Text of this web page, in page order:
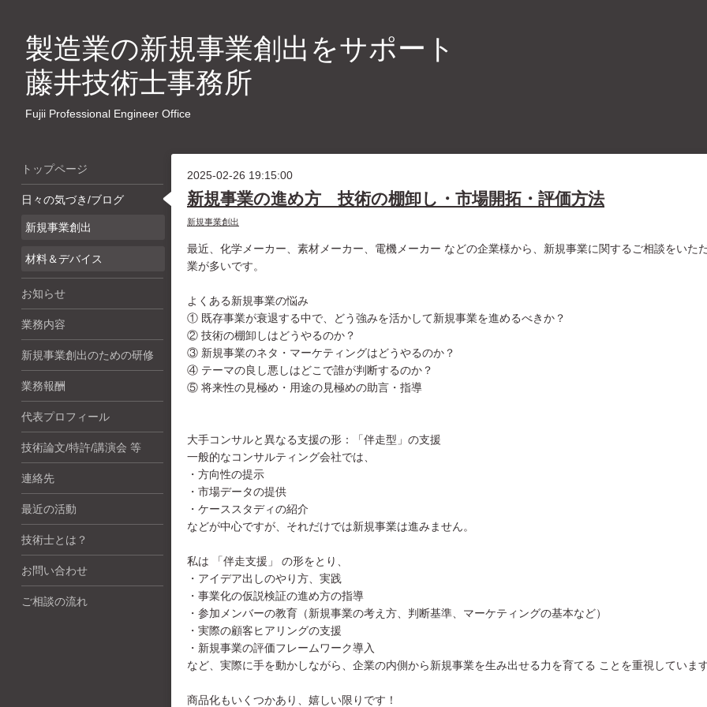
製造業の新規事業創出をサポート
藤井技術士事務所
Fujii Professional Engineer Office
2025-02-26 19:15:00
新規事業の進め方 技術の棚卸し・市場開拓・評価方法
新規事業創出
最近、化学メーカー、素材メーカー、電機メーカー などの企業様から、新規事業に関するご相談をい
業が多いです。
よくある新規事業の悩み
① 既存事業が衰退する中で、どう強みを活かして新規事業を進めるべきか？
② 技術の棚卸しはどうやるのか？
③ 新規事業のネタ・マーケティングはどうやるのか？
④ テーマの良し悪しはどこで誰が判断するのか？
⑤ 将来性の見極め・用途の見極めの助言・指導
大手コンサルと異なる支援の形：「伴走型」の支援
一般的なコンサルティング会社では、
・方向性の提示
・市場データの提供
・ケーススタディの紹介
などが中心ですが、それだけでは新規事業は進みません。
私は 「伴走支援」 の形をとり、
・アイデア出しのやり方、実践
・事業化の仮説検証の進め方の指導
・参加メンバーの教育（新規事業の考え方、判断基準、マーケティングの基本など）
・実際の顧客ヒアリングの支援
・新規事業の評価フレームワーク導入
など、実際に手を動かしながら、企業の内側から新規事業を生み出せる力を育てる ことを重視していま
商品化もいくつかあり、嬉しい限りです！
トップページ
日々の気づき/ブログ
新規事業創出
材料＆デバイス
お知らせ
業務内容
新規事業創出のための研修
業務報酬
代表プロフィール
技術論文/特許/講演会 等
連絡先
最近の活動
技術士とは？
お問い合わせ
ご相談の流れ